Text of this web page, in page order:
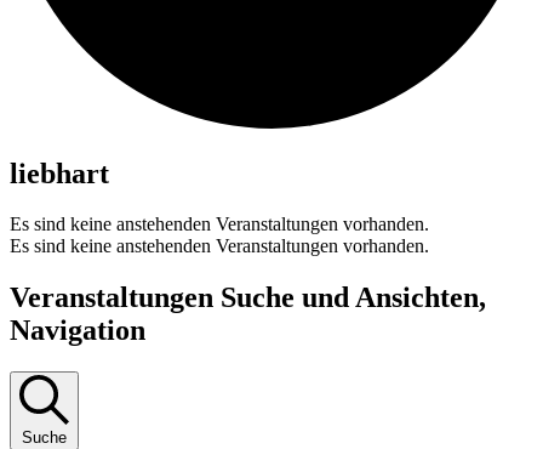
liebhart
Es sind keine anstehenden Veranstaltungen vorhanden.
Es sind keine anstehenden Veranstaltungen vorhanden.
Veranstaltungen Suche und Ansichten,
Navigation
Suche